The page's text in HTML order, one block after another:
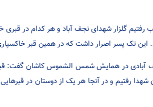
گلزار شهدای نجف آباد و هر کدام در قبری
تک پسر اصرار داشت که در همین قبر
شهدا رفتیم و در آنجا هر یک از دوستان در